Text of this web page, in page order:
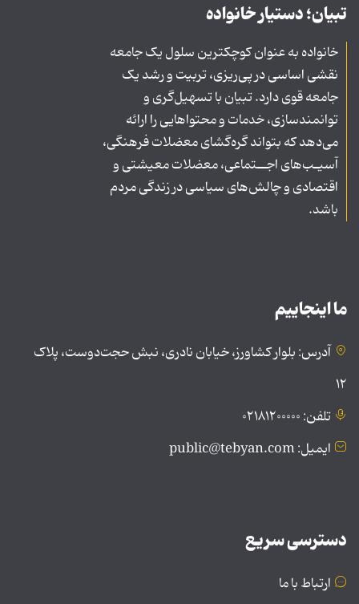
تبیان؛ دستیار خانواده
خانواده به عنوان کوچکترین سلول یک جامعه
نقشی اساسی در پی‌ریزی، تربیت و رشد یک
جامعه قوی دارد. تبیان با تسهیل‌گری و
توانمندسازی، خدمات و محتواهایی را ارائه
می‌دهد که بتواند گره‌گشای معضلات فرهنگی،
آسیـب‌های اجــتماعی، معضلات معیشتی و
اقتصادی و چالش‌های سیاسی در زندگی مردم
باشد.
ما اینجاییم
آدرس: بلوار کشاورز، خیابان نادری، نبش حجت‌دوست، پلاک
۱۲
تلفن: ۰۲۱۸۱۲۰۰۰۰۰
ایمیل: public@tebyan.com
دسترسی سریع
ارتباط با ما